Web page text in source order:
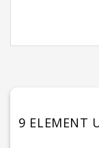
9 ELEMENT